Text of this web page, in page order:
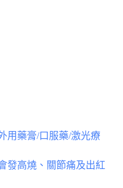
用藥膏/口服藥/激光療
發高燒、關節痛及出紅